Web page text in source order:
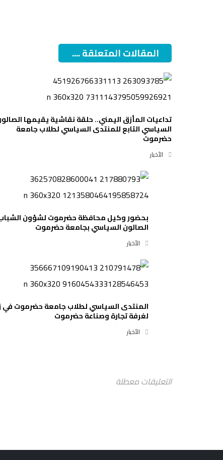
المقالات المتعلقة ....
تداعيات المأزق اليمني.. حلقة نقاشية يقيمها
السياسي التابع للمنتدى السياسي لطلاب جامعة
حضرموت
الأخبار
بحضور وكيل محافظة حضرموت لشؤون
الصالون السياسي بجامعة حضرموت
الأخبار
المنتدى السياسي لطلاب جامعة حضرموت في
لغرفة تجارة وصناعة حضرموت
الأخبار
التعليقات معطلة